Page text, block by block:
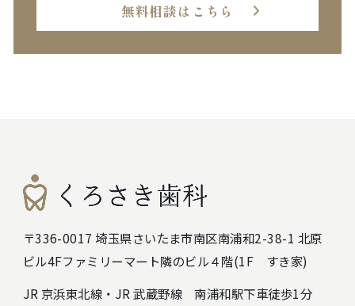
無料相談はこちら
〒336-0017 埼玉県さいたま市南区南浦和2-38-1 北原
ビル4Fファミリーマート隣のビル４階(1F すき家)
JR 京浜東北線・JR 武蔵野線 南浦和駅下車徒歩1分